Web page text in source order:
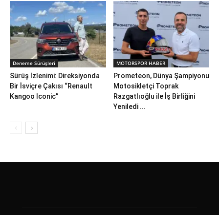
Deneme Sürüşleri
Sürüş İzlenimi: Direksiyonda
Bir İsviçre Çakısı “Renault
Kangoo Iconic”
MOTORSPOR HABER
Prometeon, Dünya Şampiyonu
Motosikletçi Toprak
Razgatlıoğlu ile İş Birliğini
Yeniledi ...